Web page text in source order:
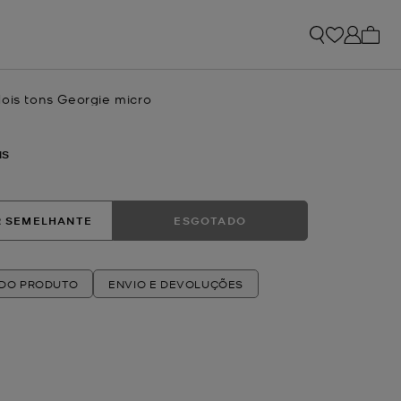
tons Georgie micro
SEMELHANTE ESGOTADO
PRODUTO ENVIO E DEVOLUÇÕES